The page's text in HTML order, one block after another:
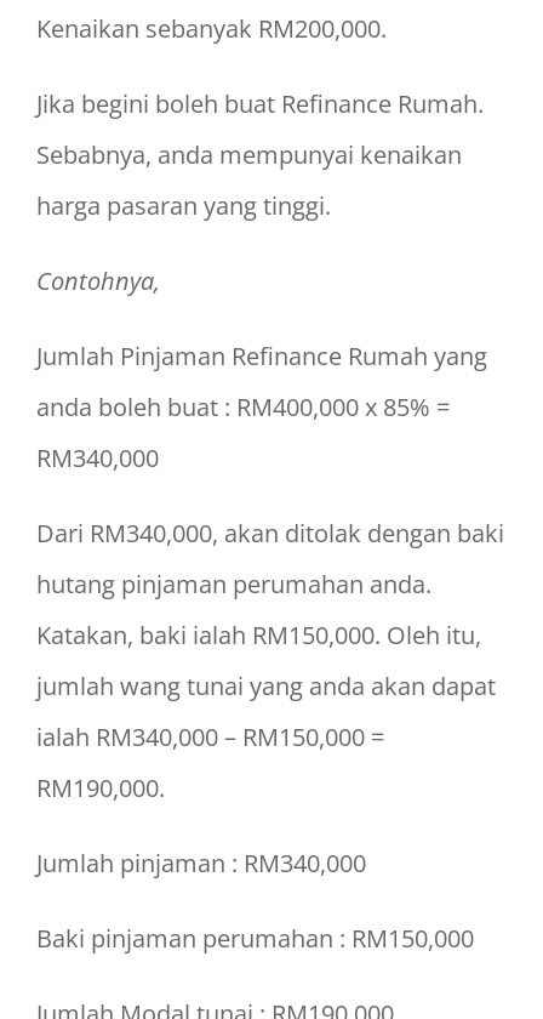
Kenaikan sebanyak RM200,000.
Jika begini boleh buat Refinance Rumah.
Sebabnya, anda mempunyai kenaikan
harga pasaran yang tinggi.
Contohnya,
Jumlah Pinjaman Refinance Rumah yang
anda boleh buat : RM400,000 x 85% =
RM340,000
Dari RM340,000, akan ditolak dengan baki
hutang pinjaman perumahan anda.
Katakan, baki ialah RM150,000. Oleh itu,
jumlah wang tunai yang anda akan dapat
ialah RM340,000 – RM150,000 =
RM190,000.
Jumlah pinjaman : RM340,000
Baki pinjaman perumahan : RM150,000